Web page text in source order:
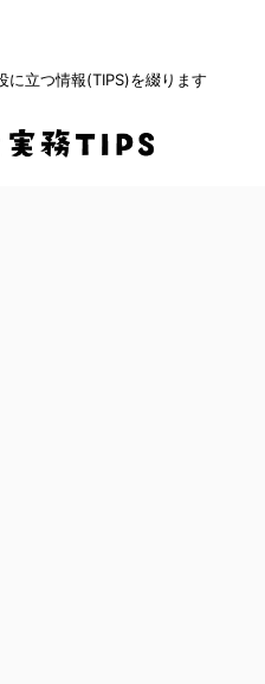
に立つ情報(TIPS)を綴ります